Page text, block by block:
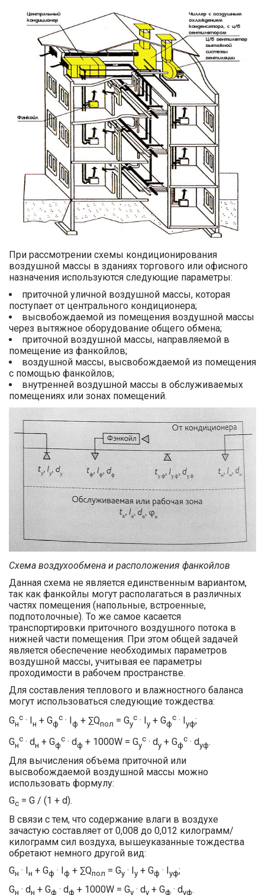
При рассмотрении схемы кондиционирования
воздушной массы в зданиях торгового или офисного
назначения используются следующие параметры:
приточной уличной воздушной массы, которая
поступает от центрального кондиционера;
высвобождаемой из помещения воздушной массы
через вытяжное оборудование общего обмена;
приточной воздушной массы, направляемой в
помещение из фанкойлов;
воздушной массы, высвобождаемой из помещения
с помощью фанкойлов;
внутренней воздушной массы в обслуживаемых
помещениях или зонах помещений.
Схема воздухообмена и расположения фанкойлов
Данная схема не является единственным вариантом,
так как фанкойлы могут располагаться в различных
частях помещения (напольные, встроенные,
подпотолочные). То же самое касается
транспортировки приточного воздушного потока в
нижней части помещения. При этом общей задачей
является обеспечение необходимых параметров
воздушной массы, учитывая ее параметры
проходимости в рабочем пространстве.
Для составления теплового и влажностного баланса
могут использоваться следующие тождества:
Gн
c · I н + Gф
c · I ф + ∑Qпол = Gу
c · I у + Gф
c · I уф;
Gн
c · dн + Gф
c · dф + 1000W = Gу
c · dу + Gф
c · dуф.
Для вычисления объема приточной или
высвобождаемой воздушной массы можно
использовать формулу:
Gc = G / (1 + d).
В связи с тем, что содержание влаги в воздухе
зачастую составляет от 0,008 до 0,012 килограмм/
килограмм сил воздуха, вышеуказанные тождества
обретают немного другой вид:
Gн · I н + Gф · I ф + ∑Qпол = Gу · I у + Gф · I уф;
Gн · dн + Gф · dф + 1000W = Gу · dу + Gф · dуф.